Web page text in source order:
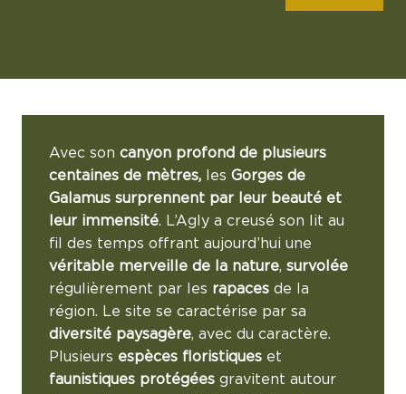
Avec son canyon profond de plusieurs
centaines de mètres, les Gorges de
Galamus surprennent par leur beauté et
leur immensité. L’Agly a creusé son lit au
fil des temps offrant aujourd’hui une
véritable merveille de la nature, survolée
régulièrement par les rapaces de la
région. Le site se caractérise par sa
diversité paysagère, avec du caractère.
Plusieurs espèces floristiques et
faunistiques protégées gravitent autour